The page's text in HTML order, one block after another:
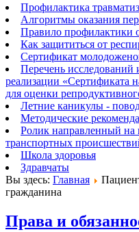
Профилактика
Алгоритмы оказания
Правило профилактики
Как защититься от
Сертификат
Перечень
реализации «Сертификата
для оценки
Летние каникулы -
Методические
Ролик направленный
транспортных
Школа здоровья
Здравчаты
Вы здесь: Главная
гражданина
Права и